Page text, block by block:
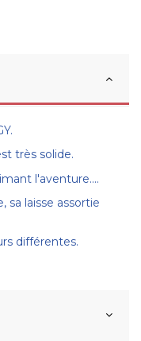
très solide.
l'aventure....
sa laisse assortie
différentes.